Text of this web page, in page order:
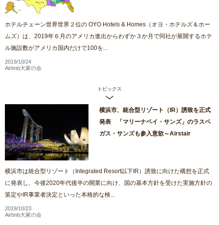
ホテルチェーン世界世界２位の OYO Hotels & Homes（オヨ・ホテルズ＆ホー
ムズ）は、2019年６月のアメリカ進出からわずか３か月で同社が展開するホテ
ル施設数がアメリカ国内だけで100を...
2019/10/24
Airbnb大家の会
トピックス
横浜市、統合型リゾート（IR）誘致を正式
発表 「マリーナベイ・サンズ」のラスベ
ガス・サンズも参入意欲～Airstair
横浜市は統合型リゾート（Integrated Resort以下IR）誘致に向けた構想を正式
に発表し、今後2020年代後半の開業に向け、国の基本方針を受けた実施方針の
策定やIR事業者決定といった本格的な検...
2019/10/23
Airbnb大家の会